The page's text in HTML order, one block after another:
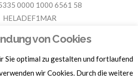
0000 1000 6561 58
HELADEF1MAR
Sachspenden und weitere
hier klicken.
von Cookies
Sie optimal zu gestalten und fortlaufend
wir Cookies. Durch die weitere